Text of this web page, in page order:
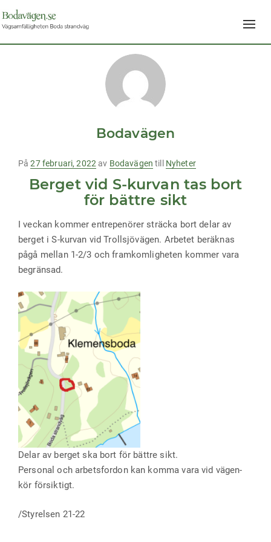
av/på
Bodavägen
PåPublicerad
27 februari, 2022 av Bodavägen till Nyheter
Berget vid S-kurvan tas bort
för bättre sikt
I veckan kommer entrepenörer sträcka bort delar av
berget i S-kurvan vid Trollsjövägen. Arbetet beräknas
pågå mellan 1-2/3 och framkomligheten kommer vara
begränsad.
Delar av berget ska bort för bättre sikt.
Personal och arbetsfordon kan komma vara vid vägen-
kör försiktigt.
/Styrelsen 21-22